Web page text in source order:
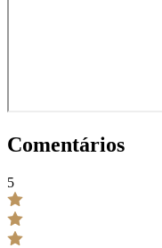
Comentários
5